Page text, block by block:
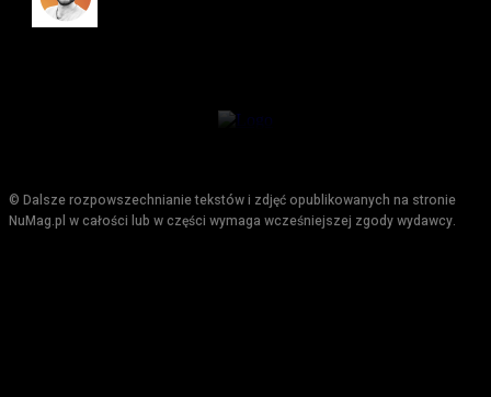
© Dalsze rozpowszechnianie tekstów i zdjęć opublikowanych na stronie
NuMag.pl w całości lub w części wymaga wcześniejszej zgody wydawcy.